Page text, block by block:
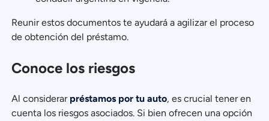
Reunir estos documentos te ayudará a agilizar el proceso
de obtención del préstamo.
Conoce los riesgos
Al considerar préstamos por tu auto, es crucial tener en
cuenta los riesgos asociados. Si bien ofrecen una opción